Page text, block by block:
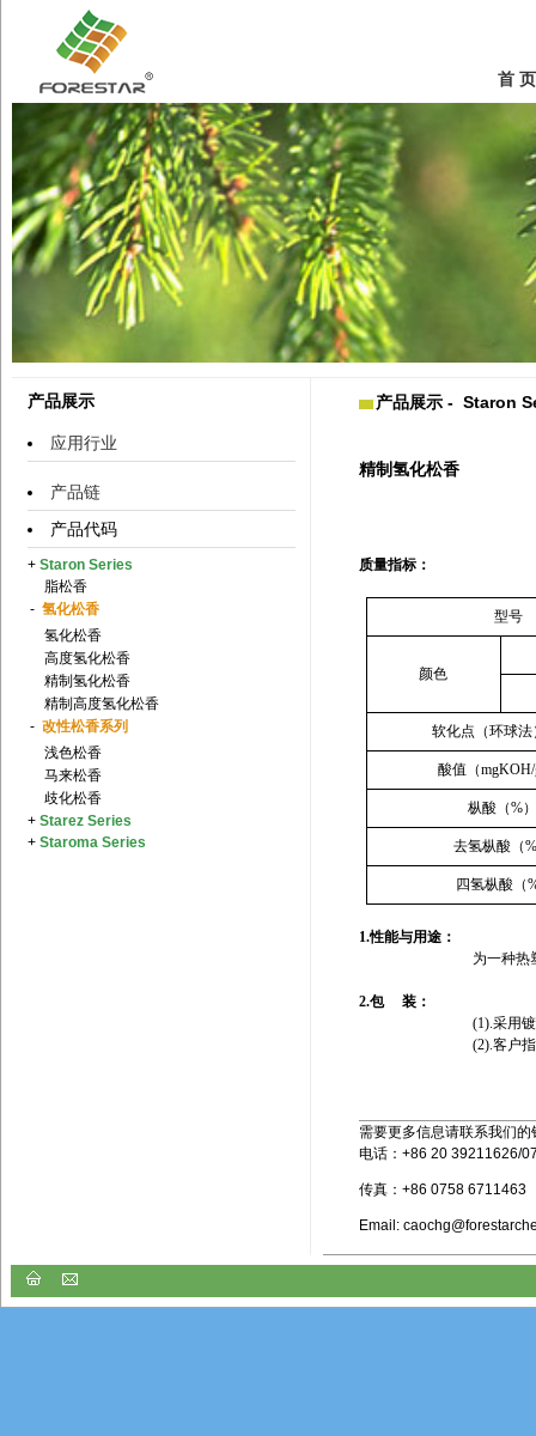
首 页
产品展示
应用行业
产品链
产品代码
+ Staron Series
脂松香
- 氢化松香
氢化松香
高度氢化松香
精制氢化松香
精制高度氢化松香
- 改性松香系列
浅色松香
马来松香
歧化松香
+ Starez Series
+ Staroma Series
产品展示 - Staron
精制氢化松香
质量指标：
型号
颜色
软化点（环球
酸值（
枞酸（%
去氢枞酸（
四氢枞酸（
1.性能与用途：
为一种热
2.包
装：
(1).采用
(2).客户
需要更多信息请联系我们
电话：+86 20 39211626/
传真：+86 0758 6711463
Email: